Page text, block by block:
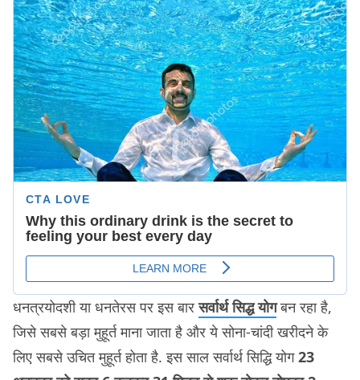
धनत्रयोदशी या धनतेरस पर इस बारसर्वार्थ सिद्ध योगबन रहा है,
जिसे सबसे बड़ा मुहूर्त माना जाता है और ये सोना-चांदी खरीदने के
लिए सबसे उचित मुहूर्त होता है. इस साल सर्वार्थ सिद्धि योग23